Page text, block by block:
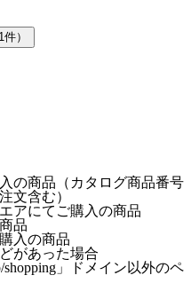
1件）
の商品（カタログ商品番号
文含む）
アにてご購入の商品
品
入の商品
があった場合
shopping」ドメイン以外のペ